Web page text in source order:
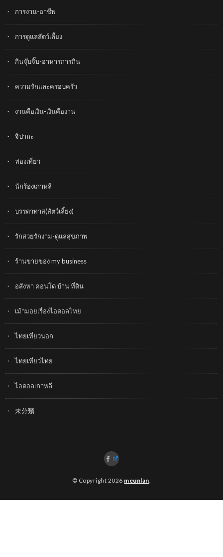
การงาน-อาชีพ
การดูแลสัตว์เลี้ยง
กินจุ๊บจิ๊บ-อาหารการกิน
ความรักและครอบครัว
งานคือเงิน-เงินคืองาน
จิปาถะ
ท่องเที่ยว
นักร้องเกาหลี
บรรดาทาส(สัตว์เลี้ยง)
รักสวยรักงาม-ดูแลสุขภาพ
ร้านขายของ my business
อสังหา คอนโด บ้าน ที่ดิน
เม้ามอยเรื่องไอดอลไทย
ไทยเที่ยวนอก
ไทยเที่ยวไทย
ไอดอลเกาหลี
未分類
© Copyright 2026 meunlan